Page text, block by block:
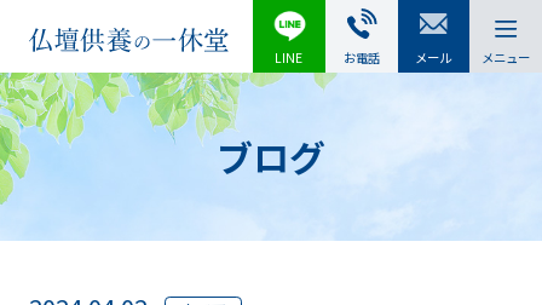
LINE お電話 メール メニュー
ブログ